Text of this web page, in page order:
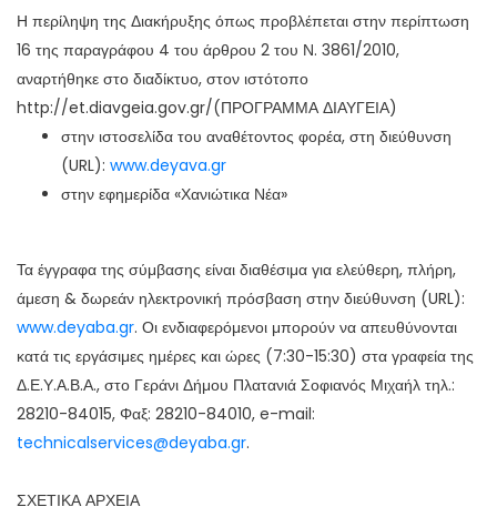
Η περίληψη της Διακήρυξης όπως προβλέπεται στην περίπτωση
16 της παραγράφου 4 του άρθρου 2 του Ν. 3861/2010,
αναρτήθηκε στο διαδίκτυο, στον ιστότοπο
http://et.diavgeia.gov.gr/(ΠΡΟΓΡΑΜΜΑ ΔΙΑΥΓΕΙΑ)
στην ιστοσελίδα του αναθέτοντος φορέα, στη διεύθυνση
(URL): www.deyava.gr
στην εφημερίδα «Χανιώτικα Νέα»
Τα έγγραφα της σύμβασης είναι διαθέσιμα για ελεύθερη, πλήρη,
άμεση & δωρεάν ηλεκτρονική πρόσβαση στην διεύθυνση (URL):
www.deyaba.gr. Οι ενδιαφερόμενοι μπορούν να απευθύνονται
κατά τις εργάσιμες ημέρες και ώρες (7:30-15:30) στα γραφεία της
Δ.Ε.Υ.Α.Β.Α., στο Γεράνι Δήμου Πλατανιά Σοφιανός Μιχαήλ τηλ.:
28210-84015, Φαξ: 28210-84010, e-mail:
technicalservices@deyaba.gr.
ΣΧΕΤΙΚΑ ΑΡΧΕΙΑ